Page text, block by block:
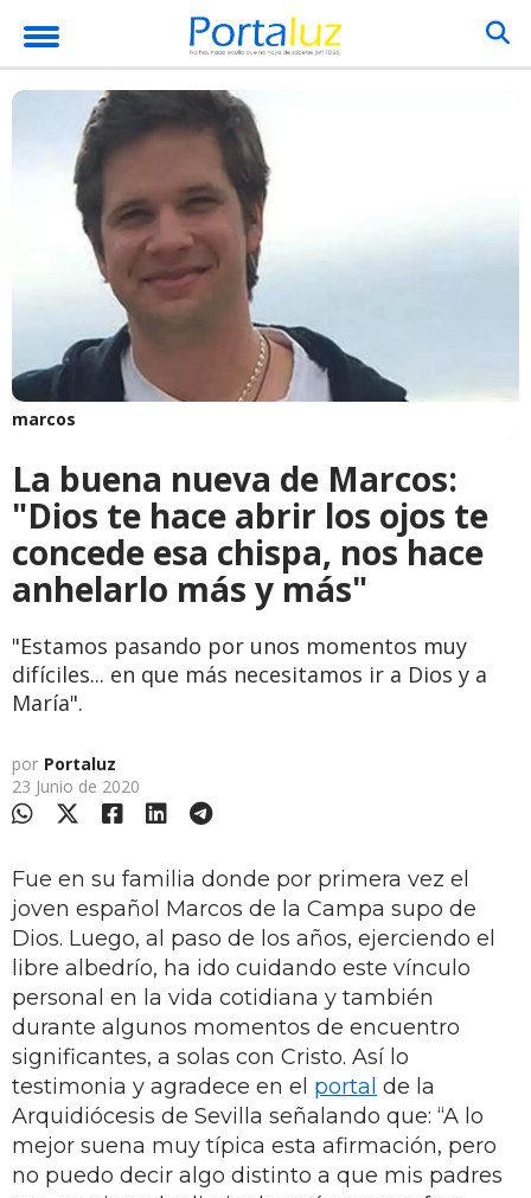
marcos
La buena nueva de Marcos:
"Dios te hace abrir los ojos te
concede esa chispa, nos hace
anhelarlo más y más"
"Estamos pasando por unos momentos muy
difíciles... en que más necesitamos ir a Dios y a
María".
por Portaluz
23 Junio de 2020
Fue en su familia donde por primera vez el
joven español Marcos de la Campa supo de
Dios. Luego, al paso de los años, ejerciendo el
libre albedrío, ha ido cuidando este vínculo
personal en la vida cotidiana y también
durante algunos momentos de encuentro
significantes, a solas con Cristo. Así lo
testimonia y agradece en el portal de la
Arquidiócesis de Sevilla señalando que: “A lo
mejor suena muy típica esta afirmación, pero
no puedo decir algo distinto a que mis padres